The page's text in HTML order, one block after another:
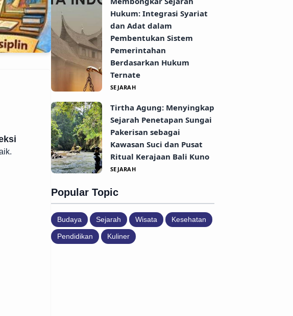
Hukum: Integrasi Syariat
dan Adat dalam
Pembentukan Sistem
Pemerintahan
Berdasarkan Hukum
Ternate
SEJARAH
Tirtha Agung: Menyingkap
Sejarah Penetapan Sungai
Pakerisan sebagai
Kawasan Suci dan Pusat
Ritual Kerajaan Bali Kuno
SEJARAH
Popular Topic
Budaya Sejarah Wisata Kesehatan
Pendidikan Kuliner